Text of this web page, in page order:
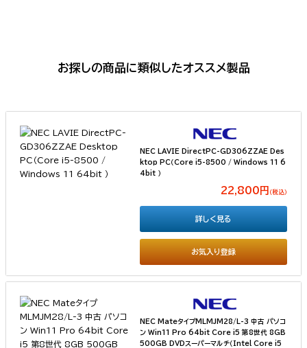
お探しの商品に類似したオススメ製品
NEC LAVIE DirectPC-GD306ZZAE Des
ktop PC（Core i5-8500 / Windows 11 6
4bit ）
22,800円 （税込）
お気入り登録
詳しく見る
NEC MateタイプMLMJM28/L-3 中古 パソコ
ン Win11 Pro 64bit Core i5 第8世代 8GB
500GB DVDスーパーマルチ（Intel Core i5